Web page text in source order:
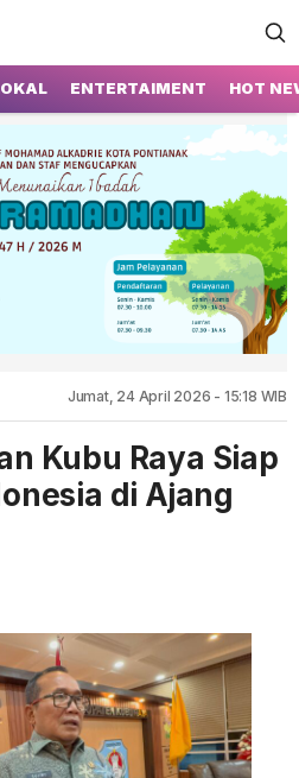
Pontianak
ENTERTAIMENT HOT
Jumat, 24 April 2026 - 15:18 WIB
Kubu Raya Siap
di Ajang